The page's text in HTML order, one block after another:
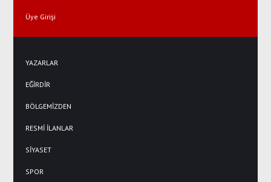
Üye Girişi
YAZARLAR
EĞİRDİR
BÖLGEMİZDEN
RESMİ İLANLAR
SİYASET
SPOR